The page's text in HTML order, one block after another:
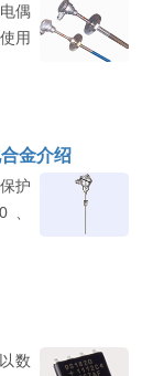
偶
用
金介绍
护
数